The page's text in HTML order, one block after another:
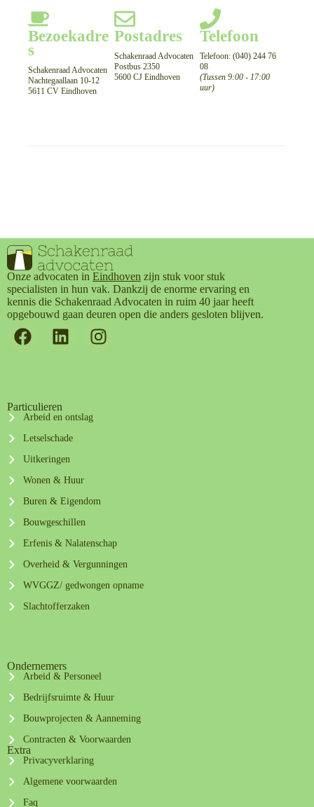
Bezoekadre
s
Schakenraad Advocaten
Nachtegaallaan 10-12
5611 CV Eindhoven
Postadres
Schakenraad Advocaten
Postbus 2350
5600 CJ Eindhoven
Telefoon
Telefoon: (040) 244 76
08
(Tussen 9:00 - 17:00
uur)
Onze advocaten in Eindhoven zijn stuk voor stuk
specialisten in hun vak. Dankzij de enorme ervaring en
kennis die Schakenraad Advocaten in ruim 40 jaar heeft
opgebouwd gaan deuren open die anders gesloten blijven.
Particulieren
Arbeid en ontslag
Letselschade
Uitkeringen
Wonen & Huur
Buren & Eigendom
Bouwgeschillen
Erfenis & Nalatenschap
Overheid & Vergunningen
WVGGZ/ gedwongen opname
Slachtofferzaken
Ondernemers
Arbeid & Personeel
Bedrijfsruimte & Huur
Bouwprojecten & Aanneming
Contracten & Voorwaarden
Extra
Privacyverklaring
Algemene voorwaarden
Faq